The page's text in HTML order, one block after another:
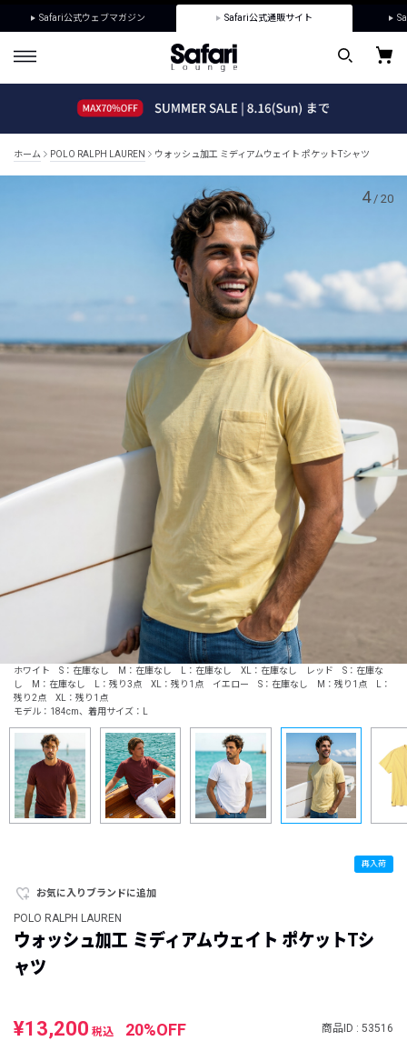
Safari公式ウェブマガジン Safari公式通販サイト
ホーム POLO RALPH LAUREN ウォッシュ加工 ミディアムウェイト ポケットTシャツ
ホワイト S：在庫なし M：在庫なし L：在庫なし XL：在庫なし レッド S：在庫な
し M：在庫なし L：残り3点 XL：残り1点 イエロー S：在庫なし M：残り1点 L：
残り2点 XL：残り1点
モデル：184cm、着用サイズ：L
4/ 20
再入荷
お気に入りブランドに追加
POLO RALPH LAUREN
ウォッシュ加工 ミディアムウェイト ポケットTシ
ャツ
¥13,200 税込 20%OFF 商品ID : 53516